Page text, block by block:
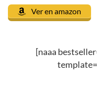
Ver en amazon
[naaa